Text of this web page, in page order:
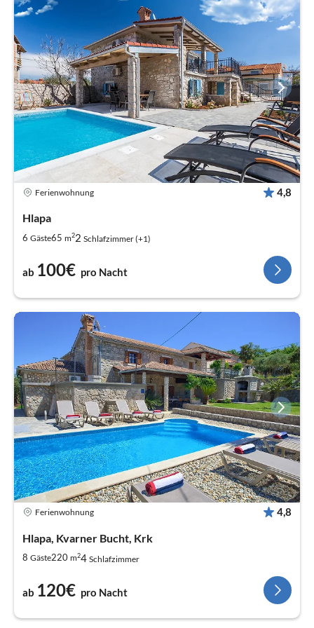
Ferienwohnung 4,8
Hlapa
6 Gäste65 m22 Schlafzimmer (+1)
ab 100€ pro Nacht
Ferienwohnung 4,8
Hlapa, Kvarner Bucht, Krk
8 Gäste220 m24 Schlafzimmer
ab 120€ pro Nacht